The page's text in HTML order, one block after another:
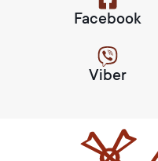
Facebook
Viber